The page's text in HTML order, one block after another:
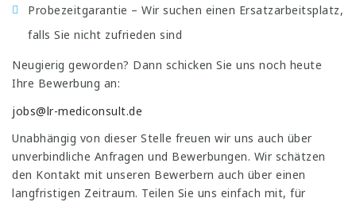
Probezeitgarantie – Wir suchen einen Ersatzarbeitsplatz,
falls Sie nicht zufrieden sind
Neugierig geworden? Dann schicken Sie uns noch heute
Ihre Bewerbung an:
jobs@lr-mediconsult.de
Unabhängig von dieser Stelle freuen wir uns auch über
unverbindliche Anfragen und Bewerbungen. Wir schätzen
den Kontakt mit unseren Bewerbern auch über einen
langfristigen Zeitraum. Teilen Sie uns einfach mit, für